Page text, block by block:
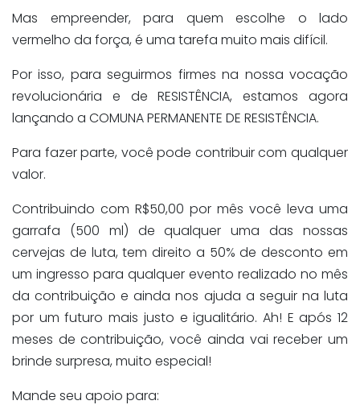
Mas empreender, para quem escolhe o lado
vermelho da força, é uma tarefa muito mais difícil.
Por isso, para seguirmos firmes na nossa vocação
revolucionária e de RESISTÊNCIA, estamos agora
lançando a COMUNA PERMANENTE DE RESISTÊNCIA.
Para fazer parte, você pode contribuir com qualquer
valor.
Contribuindo com R$50,00 por mês você leva uma
garrafa (500 ml) de qualquer uma das nossas
cervejas de luta, tem direito a 50% de desconto em
um ingresso para qualquer evento realizado no mês
da contribuição e ainda nos ajuda a seguir na luta
por um futuro mais justo e igualitário. Ah! E após 12
meses de contribuição, você ainda vai receber um
brinde surpresa, muito especial!
Mande seu apoio para: